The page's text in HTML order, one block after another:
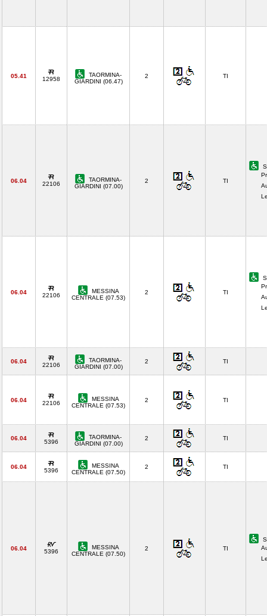
05.41 12958
TAORMINA-
GIARDINI (06.47)
2 TI
06.04 22106
TAORMINA-
GIARDINI (07.00)
2 TI
06.04 22106
MESSINA
CENTRALE (07.53)
2 TI
06.04
22106
TAORMINA-
GIARDINI (07.00)
2 TI
06.04 22106
MESSINA
CENTRALE (07.53)
2 TI
06.04
5396
TAORMINA-
GIARDINI (07.00)
2 TI
06.04
5396
MESSINA
CENTRALE (07.50)
2 TI
06.04 5396
MESSINA
CENTRALE (07.50)
2 TI